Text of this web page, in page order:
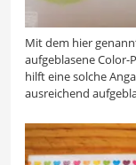
Mit dem hier
aufgeblasene
hilft eine solche
ausreichend